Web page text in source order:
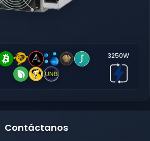
3250W
Contáctanos